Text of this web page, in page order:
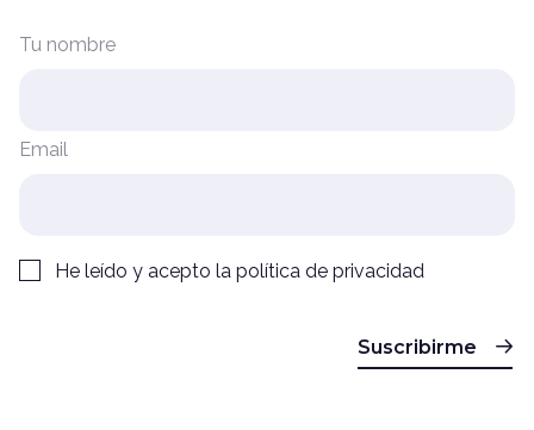
Tu nombre
Email
He leído y acepto la política de privacidad
Suscribirme